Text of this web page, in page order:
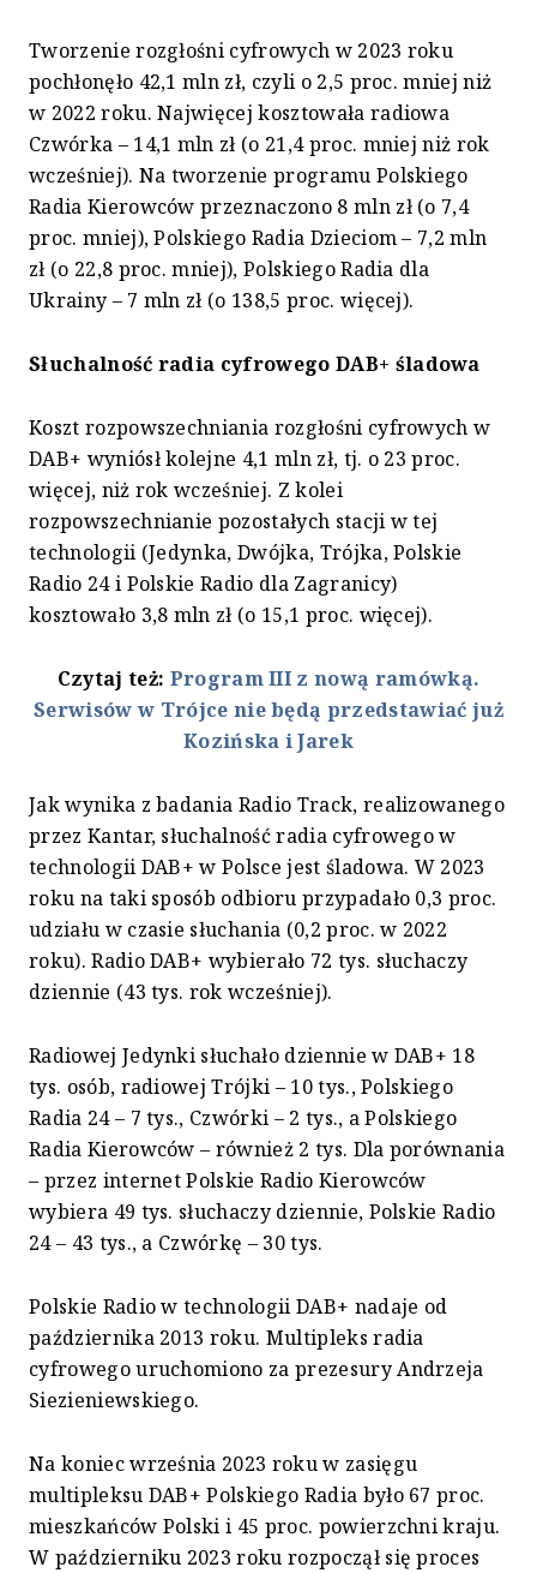
Tworzenie rozgłośni cyfrowych w 2023 roku
pochłonęło 42,1 mln zł, czyli o 2,5 proc. mniej niż
w 2022 roku. Najwięcej kosztowała radiowa
Czwórka – 14,1 mln zł (o 21,4 proc. mniej niż rok
wcześniej). Na tworzenie programu Polskiego
Radia Kierowców przeznaczono 8 mln zł (o 7,4
proc. mniej), Polskiego Radia Dzieciom – 7,2 mln
zł (o 22,8 proc. mniej), Polskiego Radia dla
Ukrainy – 7 mln zł (o 138,5 proc. więcej).
Słuchalność radia cyfrowego DAB+ śladowa
Koszt rozpowszechniania rozgłośni cyfrowych w
DAB+ wyniósł kolejne 4,1 mln zł, tj. o 23 proc.
więcej, niż rok wcześniej. Z kolei
rozpowszechnianie pozostałych stacji w tej
technologii (Jedynka, Dwójka, Trójka, Polskie
Radio 24 i Polskie Radio dla Zagranicy)
kosztowało 3,8 mln zł (o 15,1 proc. więcej).
Czytaj też: Program III z nową ramówką.
Serwisów w Trójce nie będą przedstawiać już
Kozińska i Jarek
Jak wynika z badania Radio Track, realizowanego
przez Kantar, słuchalność radia cyfrowego w
technologii DAB+ w Polsce jest śladowa. W 2023
roku na taki sposób odbioru przypadało 0,3 proc.
udziału w czasie słuchania (0,2 proc. w 2022
roku). Radio DAB+ wybierało 72 tys. słuchaczy
dziennie (43 tys. rok wcześniej).
Radiowej Jedynki słuchało dziennie w DAB+ 18
tys. osób, radiowej Trójki – 10 tys., Polskiego
Radia 24 – 7 tys., Czwórki – 2 tys., a Polskiego
Radia Kierowców – również 2 tys. Dla porównania
– przez internet Polskie Radio Kierowców
wybiera 49 tys. słuchaczy dziennie, Polskie Radio
24 – 43 tys., a Czwórkę – 30 tys.
Polskie Radio w technologii DAB+ nadaje od
października 2013 roku. Multipleks radia
cyfrowego uruchomiono za prezesury Andrzeja
Siezieniewskiego.
Na koniec września 2023 roku w zasięgu
multipleksu DAB+ Polskiego Radia było 67 proc.
mieszkańców Polski i 45 proc. powierzchni kraju.
W październiku 2023 roku rozpoczął się proces